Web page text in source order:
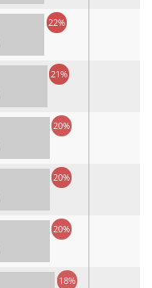
22%
21%
20%
20%
20%
18%